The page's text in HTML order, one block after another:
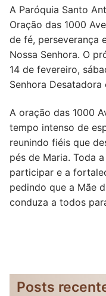
A Paróquia Santo
Oração das 1000
de fé, perseverança
Nossa Senhora. O
14 de fevereiro,
Senhora
A oração das 1000
tempo intenso de
reunindo fiéis que
pés de Maria. Toda
participar e a
pedindo que a Mãe
conduza a todos
Posts